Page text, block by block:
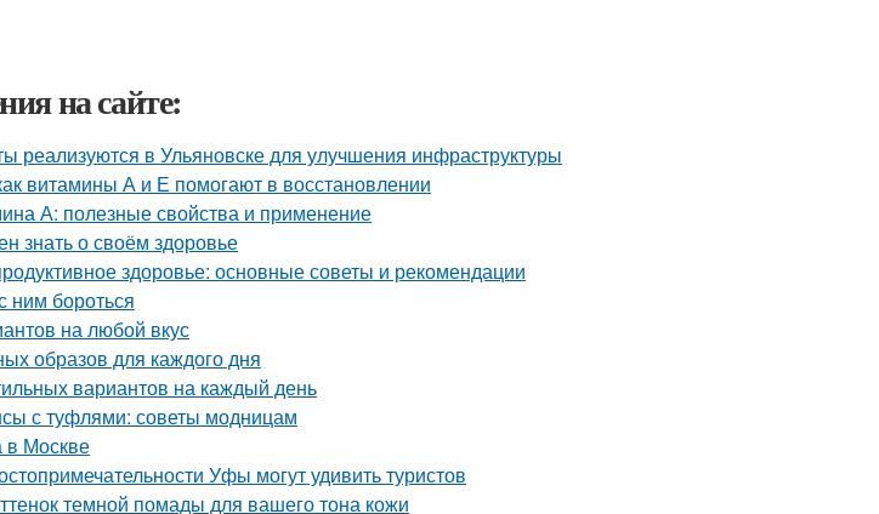
на сайте:
реализуются в Ульяновске для улучшения инфраструктуры
витамины А и Е помогают в восстановлении
А: полезные свойства и применение
знать о своём здоровье
здоровье: основные советы и рекомендации
ним бороться
на любой вкус
образов для каждого дня
вариантов на каждый день
с туфлями: советы модницам
в Москве
Уфы могут удивить туристов
темной помады для вашего тона кожи